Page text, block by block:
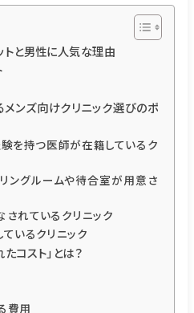
トと男性に人気な理由
ンズ向けクリニック選びのポ
を持つ医師が在籍しているク
ングルームや待合室が用意さ
れているクリニック
いるクリニック
コスト」とは？
費用